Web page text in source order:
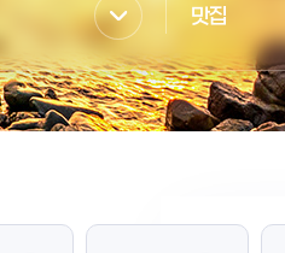
맛집